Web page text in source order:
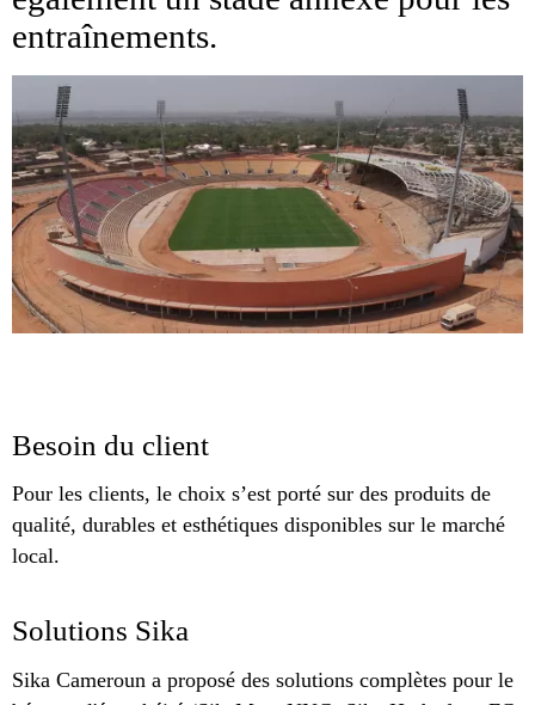
entraînements.
Besoin du client
Pour les clients, le choix s’est porté sur des produits de
qualité, durables et esthétiques disponibles sur le marché
local.
Solutions Sika
Sika Cameroun a proposé des solutions complètes pour le